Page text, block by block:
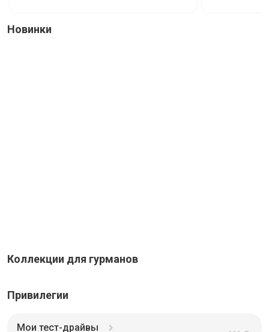
Новинки
Коллекции для гурманов
Привилегии
Мои тест-драйвы